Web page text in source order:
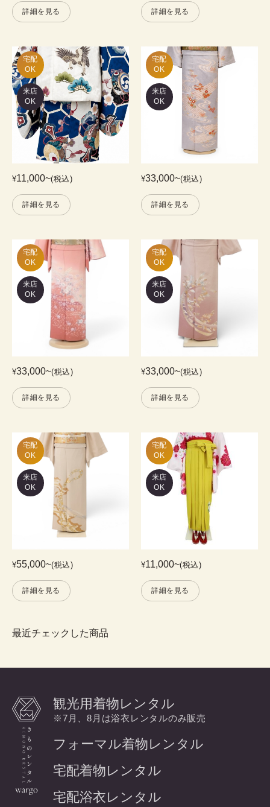
詳細を見る 詳細を見る
宅配
OK
来店
OK
¥11,000~(税込)
詳細を見る
宅配
OK
来店
OK
¥33,000~(税込)
詳細を見る
宅配
OK
来店
OK
¥33,000~(税込)
詳細を見る
宅配
OK
来店
OK
¥33,000~(税込)
詳細を見る
宅配
OK
来店
OK
¥55,000~(税込)
詳細を見る
宅配
OK
来店
OK
¥11,000~(税込)
詳細を見る
最近チェックした商品
観光用着物レンタル
※7月、8月は浴衣レンタルのみ販売
フォーマル着物レンタル
宅配着物レンタル
宅配浴衣レンタル